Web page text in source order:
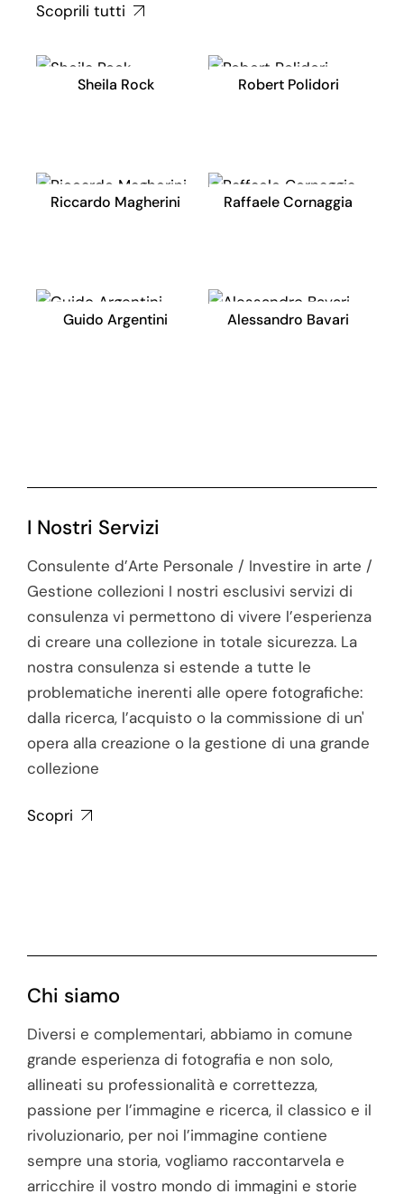
Scoprili tutti
Sheila Rock Robert Polidori
Riccardo Magherini Raffaele Cornaggia
Guido Argentini Alessandro Bavari
I Nostri Servizi
Consulente d’Arte Personale / Investire in arte /
Gestione collezioni I nostri esclusivi servizi di
consulenza vi permettono di vivere l’esperienza
di creare una collezione in totale sicurezza. La
nostra consulenza si estende a tutte le
problematiche inerenti alle opere fotografiche:
dalla ricerca, l’acquisto o la commissione di un'
opera alla creazione o la gestione di una grande
collezione
Scopri
Chi siamo
Diversi e complementari, abbiamo in comune
grande esperienza di fotografia e non solo,
allineati su professionalità e correttezza,
passione per l’immagine e ricerca, il classico e il
rivoluzionario, per noi l’immagine contiene
sempre una storia, vogliamo raccontarvela e
arricchire il vostro mondo di immagini e storie